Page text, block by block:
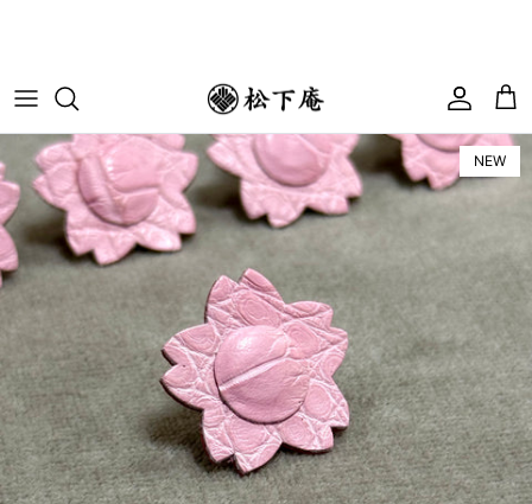
アカウ
カ
NEW